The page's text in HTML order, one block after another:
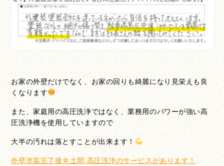
お家の外壁だけでなく、お家の回りも綺麗になり見栄えも良
くなります
また、家庭用の高圧洗浄ではなく、業務用のパワーが強い高
圧洗浄機を使用していますので
大半の汚れは落とすことが出来ます！
外壁塗装完了後☆土間 高圧洗浄のサービスがあります！